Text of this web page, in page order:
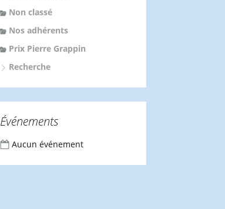
Non classé
Nos adhérents
Prix Pierre Grappin
Recherche
Événements
Aucun événement